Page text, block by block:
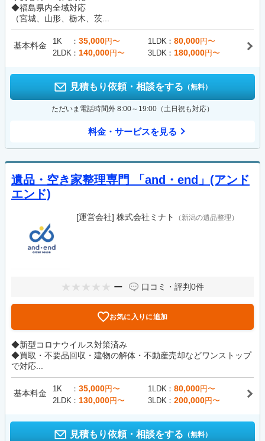
◆福島県内全域対応
（宮城、山形、栃木、茨...
基本料金 1K 35,000円〜 1LDK 80,000円〜
2LDK
140,000円〜 3LDK 180,000円〜
見積もり依頼・相談をする （無料）
ただいま電話時間外 8:00～19:00（土日祝も対応）
料金・サービスを見る
遺品・空き家整理専門 「and・end」(アンド
エンド)
[運営会社] 株式会社ミナト （新潟の遺品整理）
ー 口コミ・評判0件
お気に入りに追加
◆新型コロナウイルス対策済み
◆買取・不要品回収・建物の解体・不動産売却などワンストップ
で対応...
基本料金 1K 35,000円〜 1LDK 80,000円〜
2LDK
130,000円〜 3LDK 200,000円〜
見積もり依頼・相談をする （無料）